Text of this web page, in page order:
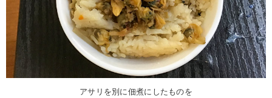
アサリを別に佃煮にしたものを